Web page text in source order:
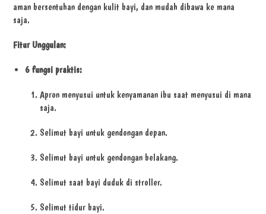
aman bersentuhan dengan kulit bayi, dan mudah dibawa ke mana
saja.
Fitur Unggulan:
6 fungsi praktis:
Apron menyusui untuk kenyamanan ibu saat menyusui di mana
saja.
Selimut bayi untuk gendongan depan.
Selimut bayi untuk gendongan belakang.
Selimut saat bayi duduk di stroller.
Selimut tidur bayi.